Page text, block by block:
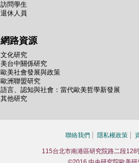
訪問學生
退休人員
網路資源
文化研究
美台中關係研究
歐美社會發展與政策
歐洲聯盟研究
語言、認知與社會：當代歐美哲學新發展
其他研究
聯絡我們 隱私權政策
115台北市南港區研究院路二段